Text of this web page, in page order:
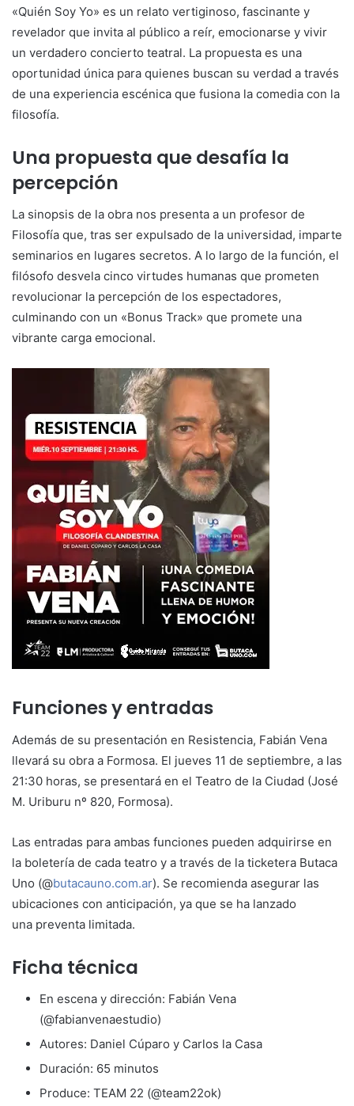
«Quién Soy Yo» es un relato vertiginoso, fascinante y
revelador que invita al público a reír, emocionarse y vivir
un verdadero concierto teatral. La propuesta es una
oportunidad única para quienes buscan su verdad a través
de una experiencia escénica que fusiona la comedia con la
filosofía.
Una propuesta que desafía la
percepción
La sinopsis de la obra nos presenta a un profesor de
Filosofía que, tras ser expulsado de la universidad, imparte
seminarios en lugares secretos. A lo largo de la función, el
filósofo desvela cinco virtudes humanas que prometen
revolucionar la percepción de los espectadores,
culminando con un «Bonus Track» que promete una
vibrante carga emocional.
Funciones y entradas
Además de su presentación en Resistencia, Fabián Vena
llevará su obra a Formosa. El jueves 11 de septiembre, a las
21:30 horas, se presentará en el Teatro de la Ciudad (José
M. Uriburu nº 820, Formosa).
Las entradas para ambas funciones pueden adquirirse en
la boletería de cada teatro y a través de la ticketera Butaca
Uno (@butacauno.com.ar). Se recomienda asegurar las
ubicaciones con anticipación, ya que se ha lanzado
una preventa limitada.
Ficha técnica
En escena y dirección: Fabián Vena
(@fabianvenaestudio)
Autores: Daniel Cúparo y Carlos la Casa
Duración: 65 minutos
Produce: TEAM 22 (@team22ok)